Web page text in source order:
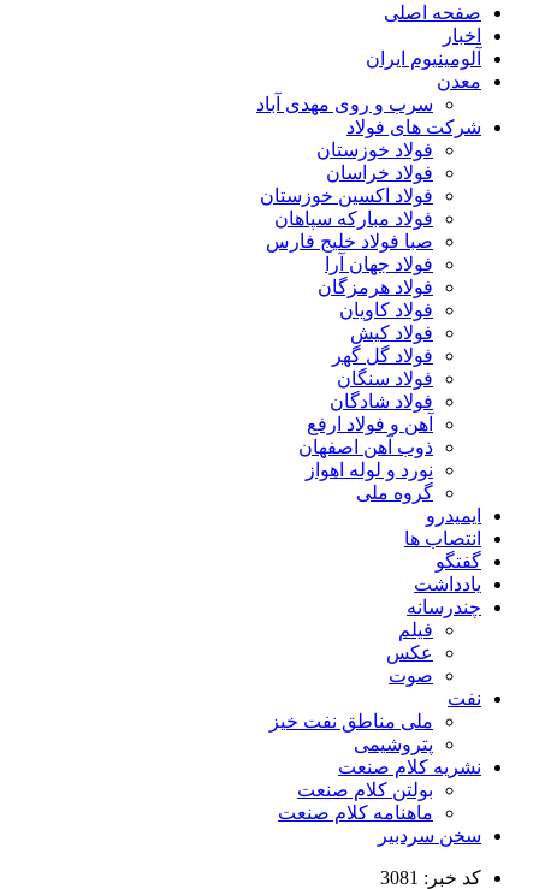
صفحه اصلی
اخبار
آلومینیوم ایران
معدن
سرب و روی مهدی آباد
شرکت های فولاد
فولاد خوزستان
فولاد خراسان
فولاد اکسین خوزستان
فولاد مبارکه سپاهان
صبا فولاد خلیج فارس
فولاد جهان آرا
فولاد هرمزگان
فولاد کاویان
فولاد کیش
فولاد گل گهر
فولاد سنگان
فولاد شادگان
آهن و فولاد ارفع
ذوب آهن اصفهان
نورد و لوله اهواز
گروه ملی
ایمیدرو
انتصاب ها
گفتگو
یادداشت
چندرسانه
فیلم
عکس
صوت
نفت
ملی مناطق نفت خیز
پتروشیمی
نشریه کلام صنعت
بولتن کلام صنعت
ماهنامه کلام صنعت
سخن سردبیر
کد خبر: 3081